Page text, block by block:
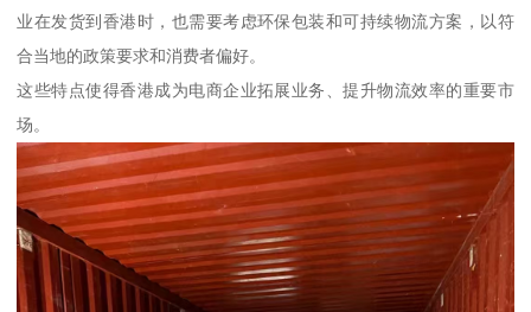
业在发货到香港时，也需要考虑环保包装和可持续物流方案，以符
合当地的政策要求和消费者偏好。
这些特点使得香港成为电商企业拓展业务、提升物流效率的重要市
场。